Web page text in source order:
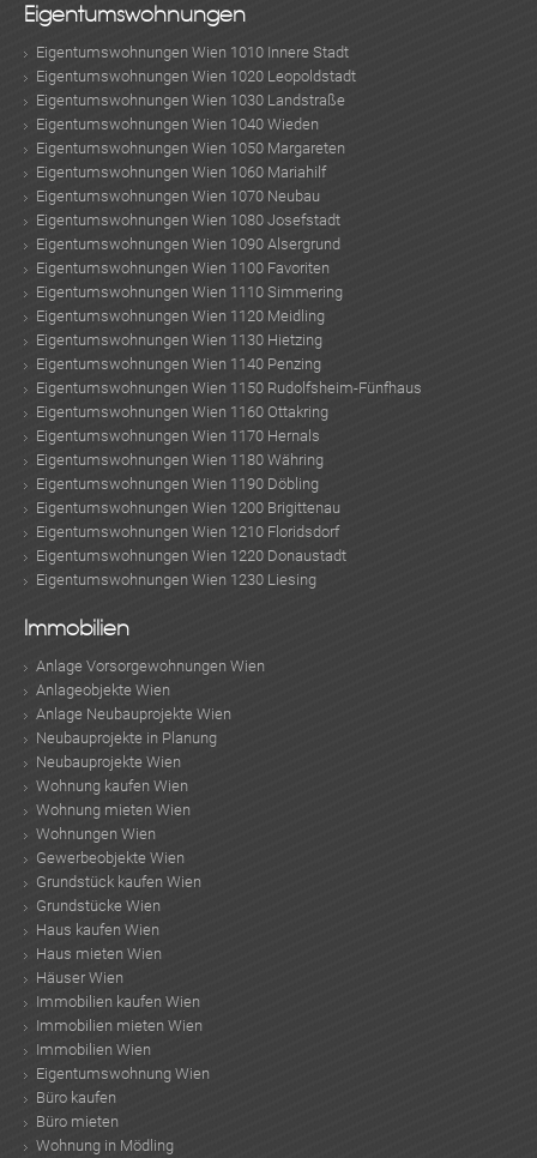
Eigentumswohnungen
Eigentumswohnungen Wien 1010 Innere Stadt
Eigentumswohnungen Wien 1020 Leopoldstadt
Eigentumswohnungen Wien 1030 Landstraße
Eigentumswohnungen Wien 1040 Wieden
Eigentumswohnungen Wien 1050 Margareten
Eigentumswohnungen Wien 1060 Mariahilf
Eigentumswohnungen Wien 1070 Neubau
Eigentumswohnungen Wien 1080 Josefstadt
Eigentumswohnungen Wien 1090 Alsergrund
Eigentumswohnungen Wien 1100 Favoriten
Eigentumswohnungen Wien 1110 Simmering
Eigentumswohnungen Wien 1120 Meidling
Eigentumswohnungen Wien 1130 Hietzing
Eigentumswohnungen Wien 1140 Penzing
Eigentumswohnungen Wien 1150 Rudolfsheim-Fünfhaus
Eigentumswohnungen Wien 1160 Ottakring
Eigentumswohnungen Wien 1170 Hernals
Eigentumswohnungen Wien 1180 Währing
Eigentumswohnungen Wien 1190 Döbling
Eigentumswohnungen Wien 1200 Brigittenau
Eigentumswohnungen Wien 1210 Floridsdorf
Eigentumswohnungen Wien 1220 Donaustadt
Eigentumswohnungen Wien 1230 Liesing
Immobilien
Anlage Vorsorgewohnungen Wien
Anlageobjekte Wien
Anlage Neubauprojekte Wien
Neubauprojekte in Planung
Neubauprojekte Wien
Wohnung kaufen Wien
Wohnung mieten Wien
Wohnungen Wien
Gewerbeobjekte Wien
Grundstück kaufen Wien
Grundstücke Wien
Haus kaufen Wien
Haus mieten Wien
Häuser Wien
Immobilien kaufen Wien
Immobilien mieten Wien
Immobilien Wien
Eigentumswohnung Wien
Büro kaufen
Büro mieten
Wohnung in Mödling